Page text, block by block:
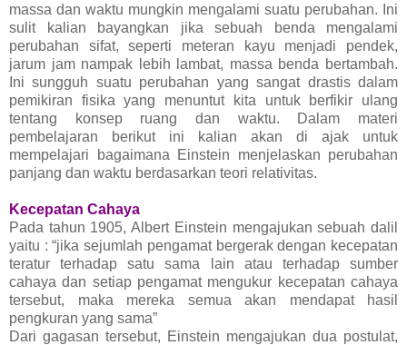
massa dan waktu mungkin mengalami suatu perubahan. Ini
sulit kalian bayangkan jika sebuah benda mengalami
perubahan sifat, seperti meteran kayu menjadi pendek,
jarum jam nampak lebih lambat, massa benda bertambah.
Ini sungguh suatu perubahan yang sangat drastis dalam
pemikiran fisika yang menuntut kita untuk berfikir ulang
tentang konsep ruang dan waktu. Dalam materi
pembelajaran berikut ini kalian akan di ajak untuk
mempelajari bagaimana Einstein menjelaskan perubahan
panjang dan waktu berdasarkan teori relativitas.
Kecepatan Cahaya
Pada tahun 1905, Albert Einstein mengajukan sebuah dalil
yaitu : “jika sejumlah pengamat bergerak dengan kecepatan
teratur terhadap satu sama lain atau terhadap sumber
cahaya dan setiap pengamat mengukur kecepatan cahaya
tersebut, maka mereka semua akan mendapat hasil
pengkuran yang sama”
Dari gagasan tersebut, Einstein mengajukan dua postulat,